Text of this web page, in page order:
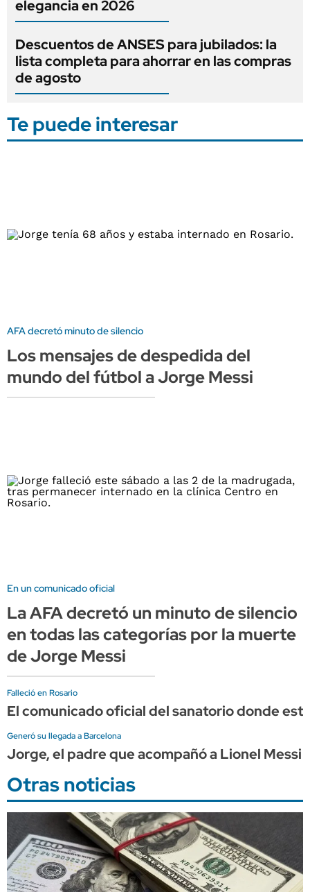
elegancia en 2026
Descuentos de ANSES para jubilados: la
lista completa para ahorrar en las compras
de agosto
Te puede interesar
AFA decretó minuto de silencio
Los mensajes de despedida del
mundo del fútbol a Jorge Messi
En un comunicado oficial
La AFA decretó un minuto de silencio
en todas las categorías por la muerte
de Jorge Messi
Falleció en Rosario
El comunicado oficial del sanatorio donde
Generó su llegada a Barcelona
Jorge, el padre que acompañó a Lionel
Otras noticias